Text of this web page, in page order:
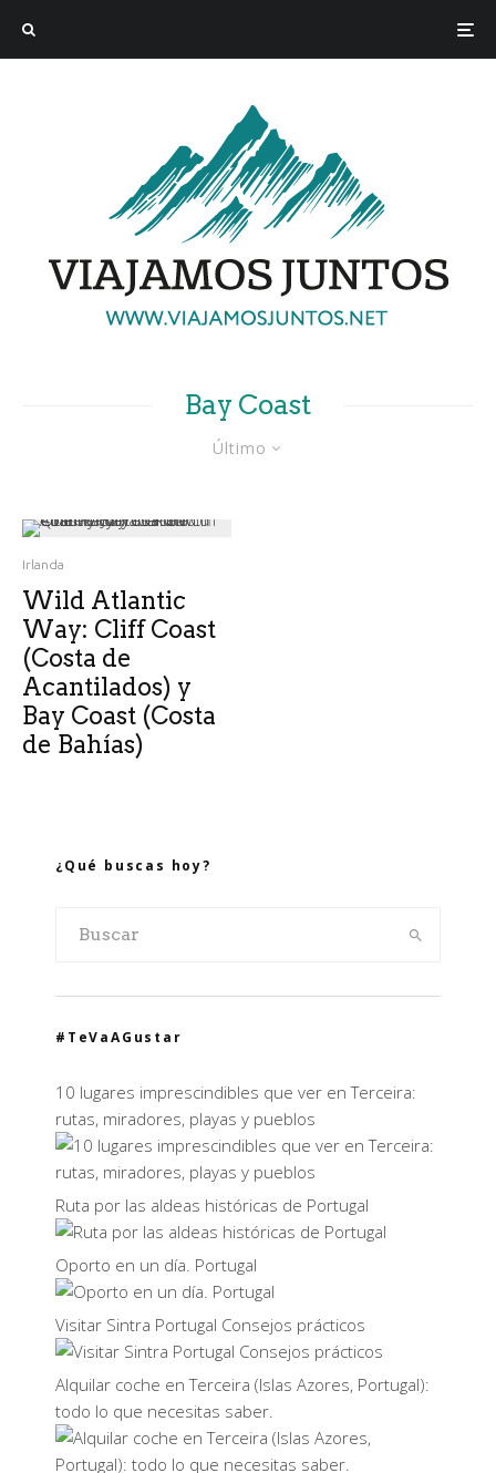
Bay Coast
Último
Irlanda
Wild Atlantic
Way: Cliff Coast
(Costa de
Acantilados) y
Bay Coast (Costa
de Bahías)
¿Qué buscas hoy?
#TeVaAGustar
10 lugares imprescindibles que ver en Terceira:
rutas, miradores, playas y pueblos
Ruta por las aldeas históricas de Portugal
Oporto en un día. Portugal
Visitar Sintra Portugal Consejos prácticos
Alquilar coche en Terceira (Islas Azores, Portugal):
todo lo que necesitas saber.